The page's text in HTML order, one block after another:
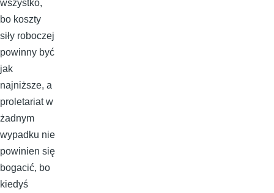
wszystko,
bo koszty
siły roboczej
powinny być
jak
najniższe, a
proletariat w
żadnym
wypadku nie
powinien się
bogacić, bo
kiedyś